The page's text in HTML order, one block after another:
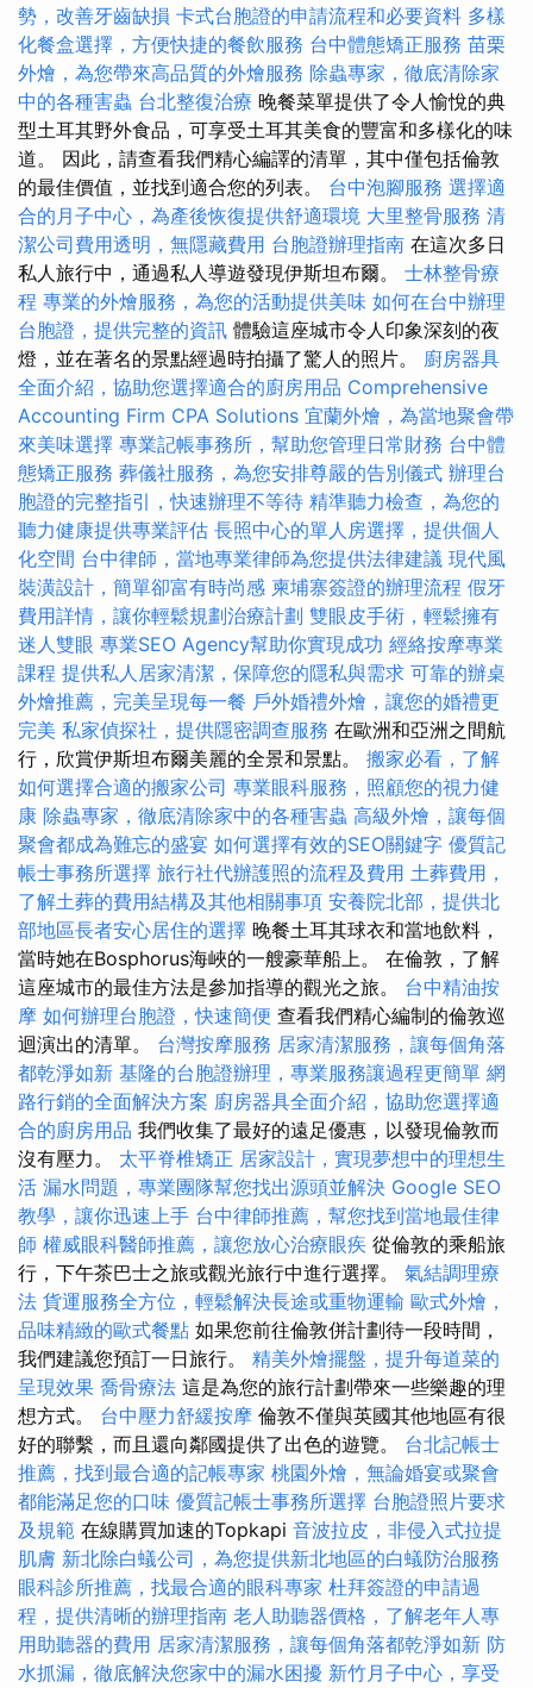
勢，改善牙齒缺損 卡式台胞證的申請流程和必要資料 多樣
化餐盒選擇，方便快捷的餐飲服務 台中體態矯正服務 苗栗
外燴，為您帶來高品質的外燴服務 除蟲專家，徹底清除家
中的各種害蟲 台北整復治療 晚餐菜單提供了令人愉悅的典
型土耳其野外食品，可享受土耳其美食的豐富和多樣化的味
道。 因此，請查看我們精心編譯的清單，其中僅包括倫敦
的最佳價值，並找到適合您的列表。 台中泡腳服務 選擇適
合的月子中心，為產後恢復提供舒適環境 大里整骨服務 清
潔公司費用透明，無隱藏費用 台胞證辦理指南 在這次多日
私人旅行中，通過私人導遊發現伊斯坦布爾。 士林整骨療
程 專業的外燴服務，為您的活動提供美味 如何在台中辦理
台胞證，提供完整的資訊 體驗這座城市令人印象深刻的夜
燈，並在著名的景點經過時拍攝了驚人的照片。 廚房器具
全面介紹，協助您選擇適合的廚房用品 Comprehensive
Accounting Firm CPA Solutions 宜蘭外燴，為當地聚會帶
來美味選擇 專業記帳事務所，幫助您管理日常財務 台中體
態矯正服務 葬儀社服務，為您安排尊嚴的告別儀式 辦理台
胞證的完整指引，快速辦理不等待 精準聽力檢查，為您的
聽力健康提供專業評估 長照中心的單人房選擇，提供個人
化空間 台中律師，當地專業律師為您提供法律建議 現代風
裝潢設計，簡單卻富有時尚感 柬埔寨簽證的辦理流程 假牙
費用詳情，讓你輕鬆規劃治療計劃 雙眼皮手術，輕鬆擁有
迷人雙眼 專業SEO Agency幫助你實現成功 經絡按摩專業
課程 提供私人居家清潔，保障您的隱私與需求 可靠的辦桌
外燴推薦，完美呈現每一餐 戶外婚禮外燴，讓您的婚禮更
完美 私家偵探社，提供隱密調查服務 在歐洲和亞洲之間航
行，欣賞伊斯坦布爾美麗的全景和景點。 搬家必看，了解
如何選擇合適的搬家公司 專業眼科服務，照顧您的視力健
康 除蟲專家，徹底清除家中的各種害蟲 高級外燴，讓每個
聚會都成為難忘的盛宴 如何選擇有效的SEO關鍵字 優質記
帳士事務所選擇 旅行社代辦護照的流程及費用 土葬費用，
了解土葬的費用結構及其他相關事項 安養院北部，提供北
部地區長者安心居住的選擇 晚餐土耳其球衣和當地飲料，
當時她在Bosphorus海峽的一艘豪華船上。 在倫敦，了解
這座城市的最佳方法是參加指導的觀光之旅。 台中精油按
摩 如何辦理台胞證，快速簡便 查看我們精心編制的倫敦巡
迴演出的清單。 台灣按摩服務 居家清潔服務，讓每個角落
都乾淨如新 基隆的台胞證辦理，專業服務讓過程更簡單 網
路行銷的全面解決方案 廚房器具全面介紹，協助您選擇適
合的廚房用品 我們收集了最好的遠足優惠，以發現倫敦而
沒有壓力。 太平脊椎矯正 居家設計，實現夢想中的理想生
活 漏水問題，專業團隊幫您找出源頭並解決 Google SEO
教學，讓你迅速上手 台中律師推薦，幫您找到當地最佳律
師 權威眼科醫師推薦，讓您放心治療眼疾 從倫敦的乘船旅
行，下午茶巴士之旅或觀光旅行中進行選擇。 氣結調理療
法 貨運服務全方位，輕鬆解決長途或重物運輸 歐式外燴，
品味精緻的歐式餐點 如果您前往倫敦併計劃待一段時間，
我們建議您預訂一日旅行。 精美外燴擺盤，提升每道菜的
呈現效果 喬骨療法 這是為您的旅行計劃帶來一些樂趣的理
想方式。 台中壓力舒緩按摩 倫敦不僅與英國其他地區有很
好的聯繫，而且還向鄰國提供了出色的遊覽。 台北記帳士
推薦，找到最合適的記帳專家 桃園外燴，無論婚宴或聚會
都能滿足您的口味 優質記帳士事務所選擇 台胞證照片要求
及規範 在線購買加速的Topkapi 音波拉皮，非侵入式拉提
肌膚 新北除白蟻公司，為您提供新北地區的白蟻防治服務
眼科診所推薦，找最合適的眼科專家 杜拜簽證的申請過
程，提供清晰的辦理指南 老人助聽器價格，了解老年人專
用助聽器的費用 居家清潔服務，讓每個角落都乾淨如新 防
水抓漏，徹底解決您家中的漏水困擾 新竹月子中心，享受